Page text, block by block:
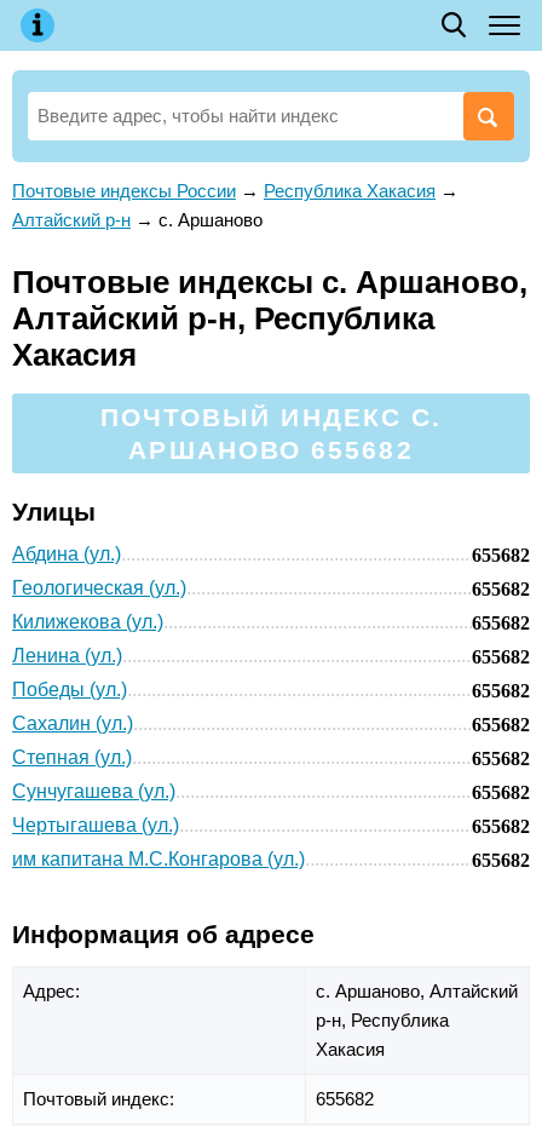
Почтовые индексы России → Республика Хакасия →
Алтайский р-н → с. Аршаново
Почтовые индексы с. Аршаново,
Алтайский р-н, Республика
Хакасия
ПОЧТОВЫЙ ИНДЕКС С.
АРШАНОВО 655682
Улицы
Абдина (ул.)
655682
Геологическая (ул.)
655682
Килижекова (ул.)
655682
Ленина (ул.)
655682
Победы (ул.)
655682
Сахалин (ул.)
655682
Степная (ул.)
655682
Сунчугашева (ул.)
655682
Чертыгашева (ул.)
655682
им капитана М.С.Конгарова (ул.)
655682
Информация об адресе
Адрес: с. Аршаново, Алтайский
р-н, Республика
Хакасия
Почтовый индекс: 655682